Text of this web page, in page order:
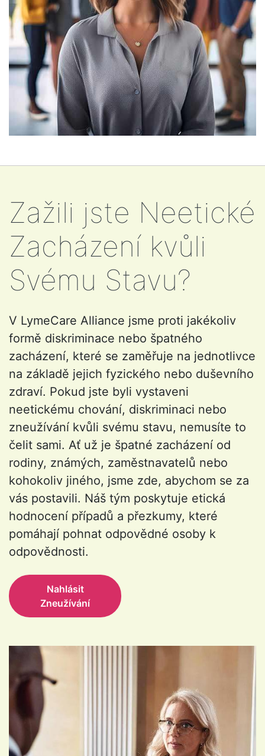
Zažili jste Neetické
Zacházení kvůli
Svému Stavu?
V LymeCare Alliance jsme proti jakékoliv
formě diskriminace nebo špatného
zacházení, které se zaměřuje na jednotlivce
na základě jejich fyzického nebo duševního
zdraví. Pokud jste byli vystaveni
neetickému chování, diskriminaci nebo
zneužívání kvůli svému stavu, nemusíte to
čelit sami. Ať už je špatné zacházení od
rodiny, známých, zaměstnavatelů nebo
kohokoliv jiného, jsme zde, abychom se za
vás postavili. Náš tým poskytuje etická
hodnocení případů a přezkumy, které
pomáhají pohnat odpovědné osoby k
odpovědnosti.
Nahlásit
Zneužívání